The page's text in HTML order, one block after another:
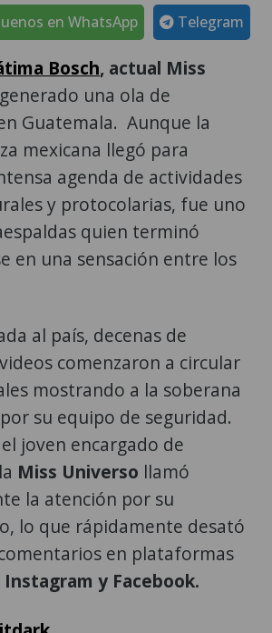
Bosch, actual Miss
una ola de
Guatemala. Aunque la
mexicana llegó para
agenda de actividades
y protocolarias, fue uno
quien terminó
en una sensación entre los
al país, decenas de
mostrando a la soberana
su equipo de seguridad.
joven encargado de
Miss Universollamó
la atención por su
lo que rápidamente desató
en plataformas
Instagram y Facebook.
#guardespaldas